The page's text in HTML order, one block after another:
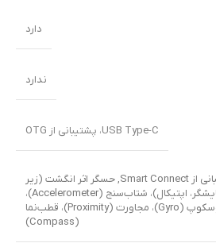
دارد
ندارد
USB Type-C، پشتیبانی از OTG
,حسگر اثر انگشت (زیر
نمایشگر، اپتیکال)، شتاب‌سنج (Accelerometer)،
ژیروسکوپ (Gyro)، مجاورت (Proximity)، قطب‌نما
(Compass)